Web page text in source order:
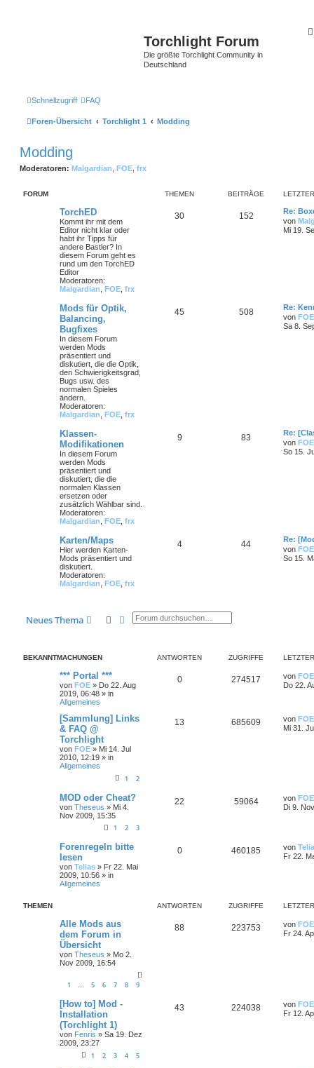
Torchlight Forum
Die größte Torchlight Community in
Deutschland
Schnellzugriff FAQ
Foren-Übersicht Torchlight 1 Modding
Modding
Moderatoren: Malgardian FOE frx
FORUM THEMEN BEITRÄGE
TorchED
Kommt ihr mit dem
Editor nicht klar oder
habt ihr Tipps für
andere Bastler? In
diesem Forum geht es
rund um den TorchED
Editor
Moderatoren:
Malgardian FOE frx
30 152
Re:
von
Mi 19.
Mods für Optik,
Balancing,
Bugfixes
In diesem Forum
werden Mods
präsentiert und
diskutiert, die die Optik,
den Schwierigkeitsgrad,
Bugs usw. des
normalen Spieles
ändern.
Moderatoren:
Malgardian FOE frx
45 508
Re:
von FOE
Sa 8.
Klassen-
Modifikationen
In diesem Forum
werden Mods
präsentiert und
diskutiert, die die
normalen Klassen
ersetzen oder
zusätzlich Wählbar sind.
Moderatoren:
Malgardian FOE frx
9 83
Re:
von FOE
So 15.
Karten/Maps
Hier werden Karten-
Mods präsentiert und
diskutiert.
Moderatoren:
Malgardian FOE frx
4 44
Re:
von FOE
So 15.
Neues Thema SucheErweiterte Suche
BEKANNTMACHUNGEN ANTWORTEN ZUGRIFFE
*** Portal ***
von FOE » Do 22. Aug
2019, 06:48 » in
Allgemeines
0 274517 von FOE
Do 22.
[Sammlung] Links
& FAQ @
Torchlight
von FOE » Mi 14. Jul
2010, 12:19 » in
Allgemeines
1 2
13 685609 von FOE
Mi 31.
MOD oder Cheat?
von Theseus » Mi 4.
Nov 2009, 15:35
1 2 3
22 59064 von FOE
Di 9.
Forenregeln bitte
lesen
von Telias » Fr 22. Mai
2009, 10:56 » in
Allgemeines
0 460185 von
Fr 22.
THEMEN ANTWORTEN ZUGRIFFE
Alle Mods aus
dem Forum in
Übersicht
von Theseus » Mo 2.
Nov 2009, 16:54
1 … 5 6 7 8 9
88 223753 von FOE
Fr 24.
[How to] Mod -
Installation
(Torchlight 1)
von Fenris » Sa 19. Dez
2009, 23:27
1 2 3 4 5
43 224038 von FOE
Fr 12.